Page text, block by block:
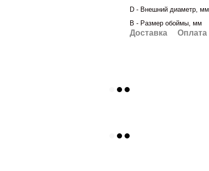
D - Внешний диаметр, мм
B - Размер обоймы, мм
Доставка Оплата